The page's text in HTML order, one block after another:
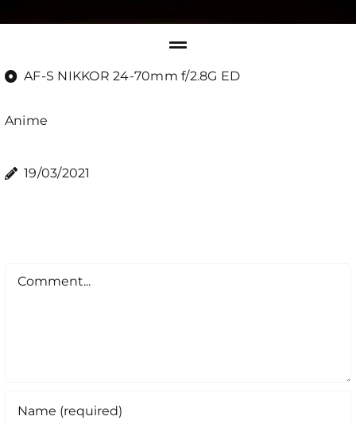
AF-S NIKKOR 24-70mm f/2.8G ED
Anime
19/03/2021
Comment